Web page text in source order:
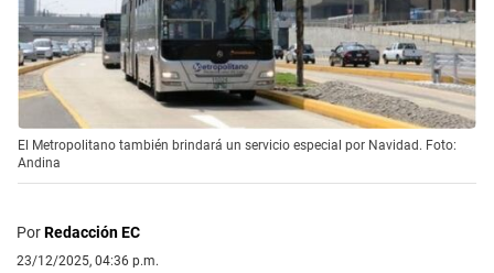
El Metropolitano también brindará un servicio especial por Navidad. Foto:
Andina
PorRedacción EC
23/12/2025, 04:36 p.m.